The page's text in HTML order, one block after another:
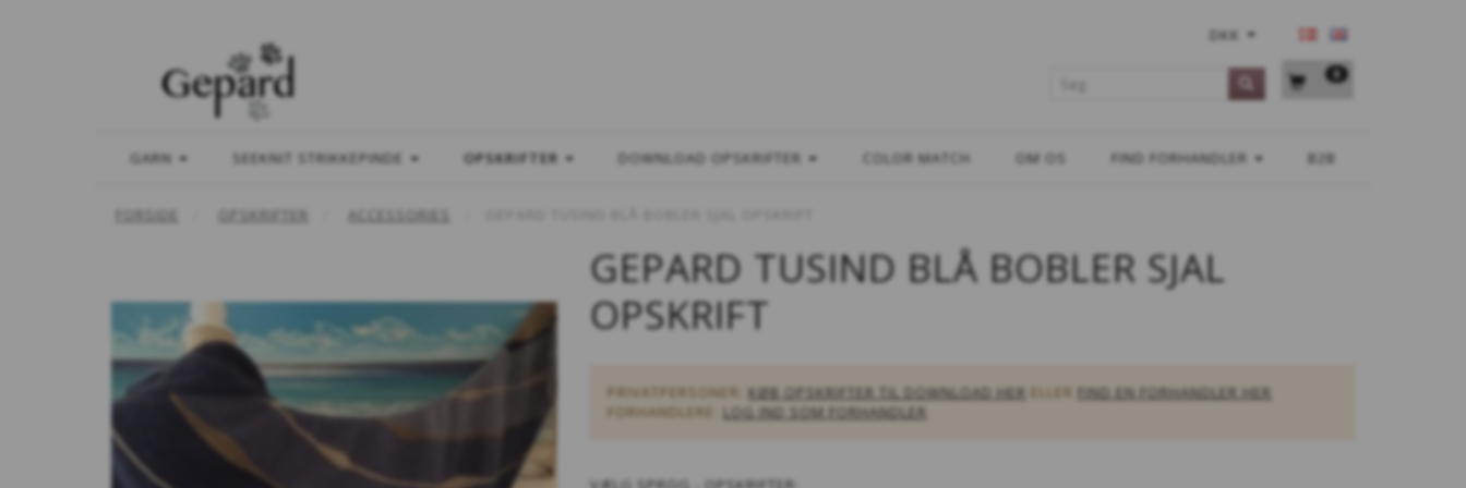
DKK
0
GARN SEEKNIT STRIKKEPINDE OPSKRIFTER DOWNLOAD OPSKRIFTER COLOR MATCH OM OS FIND FORHANDLER B2B
FORSIDE OPSKRIFTER ACCESSORIES
GEPARD TUSIND BLÅ BOBLER SJAL
OPSKRIFT
PRIVATPERSONER: KØB OPSKRIFTER TIL DOWNLOAD HER ELLER FIND EN FORHANDLER HER
FORHANDLERE: LOG IND SOM FORHANDLER